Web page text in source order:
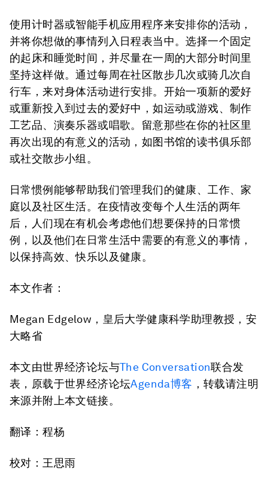
使用计时器或智能手机应用程序来安排你的活动，
并将你想做的事情列入日程表当中。选择一个固定
的起床和睡觉时间，并尽量在一周的大部分时间里
坚持这样做。通过每周在社区散步几次或骑几次自
行车，来对身体活动进行安排。开始一项新的爱好
或重新投入到过去的爱好中，如运动或游戏、制作
工艺品、演奏乐器或唱歌。留意那些在你的社区里
再次出现的有意义的活动，如图书馆的读书俱乐部
或社交散步小组。
日常惯例能够帮助我们管理我们的健康、工作、家
庭以及社区生活。在疫情改变每个人生活的两年
后，人们现在有机会考虑他们想要保持的日常惯
例，以及他们在日常生活中需要的有意义的事情，
以保持高效、快乐以及健康。
本文作者：
Megan Edgelow，皇后大学健康科学助理教授，安
大略省
本文由世界经济论坛与The Conversation联合发
表，原载于世界经济论坛Agenda博客 ，转载请注明
来源并附上本文链接。
翻译：程杨
校对：王思雨